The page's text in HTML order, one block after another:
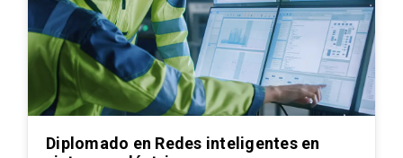
Diplomado en Redes inteligentes en